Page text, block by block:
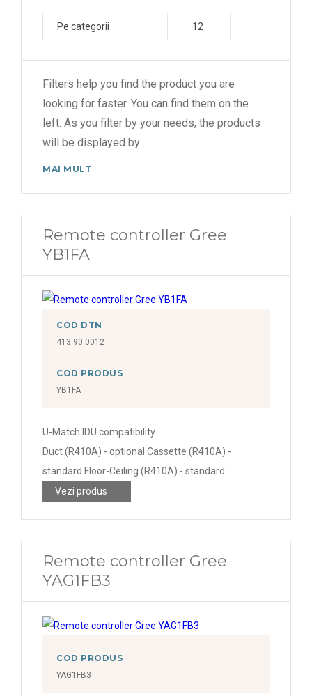
Pe categorii 12
Filters help you find the product you are
looking for faster. You can find them on the
left. As you filter by your needs, the products
will be displayed by
MAI MULT
Remote controller Gree
YB1FA
COD DTN
413.90.0012
COD PRODUS
YB1FA
U-Match IDU compatibility
Duct (R410A) - optional Cassette (R410A) -
standard Floor-Ceiling (R410A) - standard
Vezi produs
Remote controller Gree
YAG1FB3
COD PRODUS
YAG1FB3